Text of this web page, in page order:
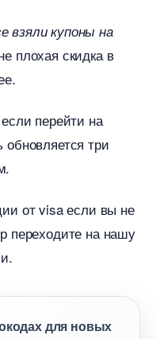
взяли купоны на
плохая скидка
перейти на
три
от visa если вы не
переходите на нашу
для новых